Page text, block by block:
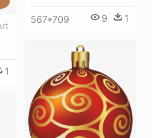
567*709 9 1
1